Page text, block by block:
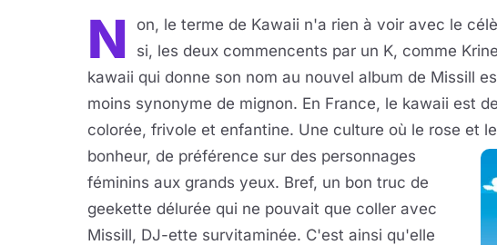
N on, le terme de Kawaii n'a rien à voir avec le
si, les deux commencents par un K, comme
kawaii qui donne son nom au nouvel album de Missill
moins synonyme de mignon. En France, le kawaii est
colorée, frivole et enfantine. Une culture où le rose et
bonheur, de préférence sur des personnages
féminins aux grands yeux. Bref, un bon truc de
geekette délurée qui ne pouvait que coller avec
Missill, DJ-ette survitaminée. C'est ainsi qu'elle